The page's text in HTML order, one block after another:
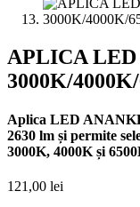
APLICA
3000K/
Aplica LED
2630 lm și permite
3000K, 4000K și
121,00 lei